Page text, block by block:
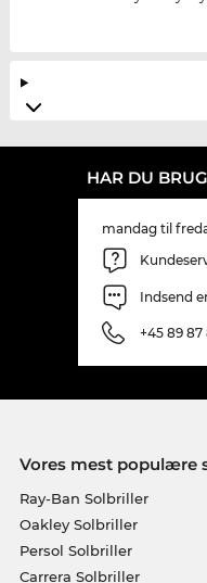
HAR DU
mandag til
Indsend
+45 89 87
Vores mest populære
Ray-Ban Solbriller
Oakley Solbriller
Persol Solbriller
Carrera Solbriller